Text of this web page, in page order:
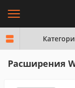
Расширения